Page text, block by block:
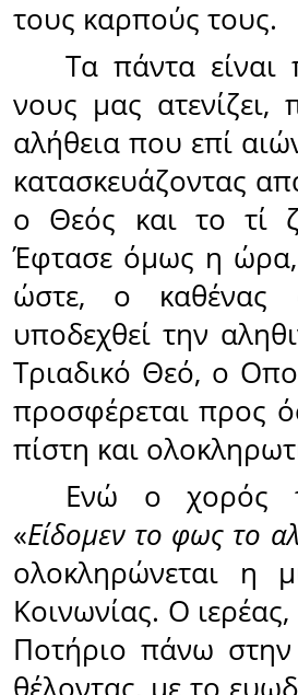
τους καρπούς τους.
Τα πάντα
νους μας
αλήθεια που επί
κατασκευάζοντας
ο Θεός και το τί
Έφτασε όμως η
ώστε, ο καθένας
υποδεχθεί την
Τριαδικό Θεό, ο
προσφέρεται προς
πίστη και
Ενώ ο χορός
«Είδομεν το φως το
ολοκληρώνεται η
Κοινωνίας. Ο
Ποτήριο πάνω στην